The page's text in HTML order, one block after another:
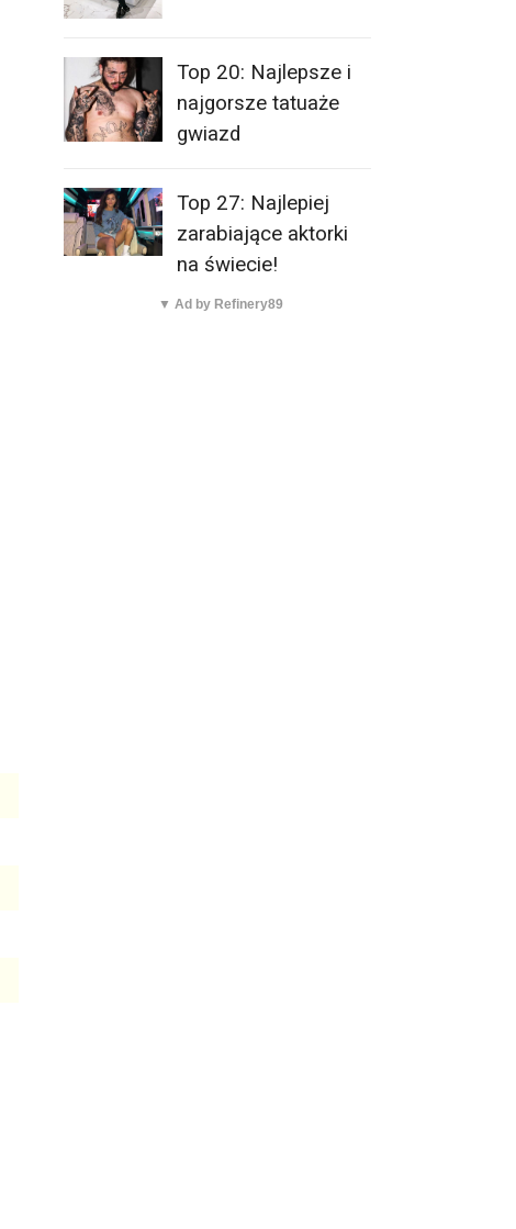
Top 20: Najlepsze i
najgorsze tatuaże
gwiazd
Top 27: Najlepiej
zarabiające aktorki
na świecie!
▼ Ad by Refinery89